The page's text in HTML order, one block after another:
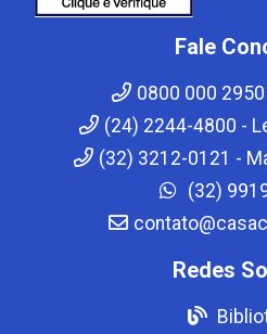
Fale
0800 000
(24) 2244-4800 -
(32) 3212-0121 -
(32)
Redes